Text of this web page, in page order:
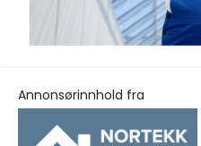
Annonsørinnhold fra